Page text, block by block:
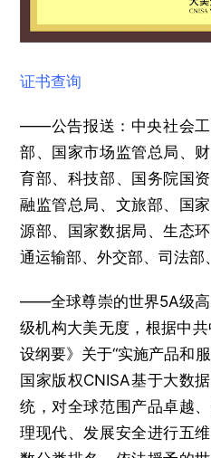
证书查询
——公告报送：中央社会
部、国家市场监管总局、
育部、科技部、国务院国
融监管总局、文旅部、国
源部、国家数据局、生态
通运输部、外交部、司法部
——全球尊崇的世界5A级
级机构大美无度，根据中
设纲要》关于“实施产品和
国家版权CNISA基于大数
统，对全球范围产品卓越
理现代、发展安全进行五